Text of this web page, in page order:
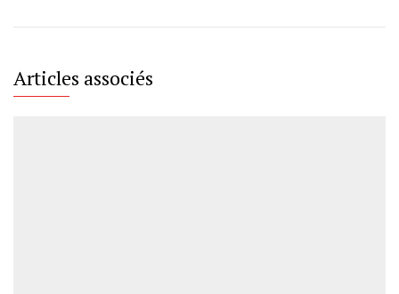
Articles associés